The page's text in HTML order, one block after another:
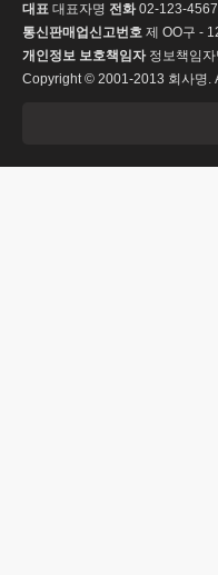
대표 대표자명 전화02-123-4567
통신판매업신고번호 제 OO구 -
개인정보 보호책임자정보책임자
Copyright © 2001-2013 회사명.